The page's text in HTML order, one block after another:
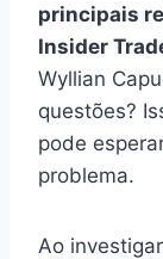
principais
Insider
Wyllian
questões?
pode
problema.
Ao